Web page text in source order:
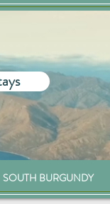
SOUTH BURGUNDY